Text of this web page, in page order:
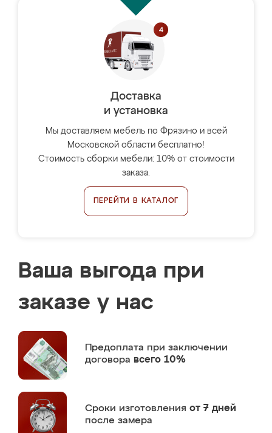
Доставка
и установка
Мы доставляем мебель по Фрязино и всей
Московской области бесплатно!
Стоимость сборки мебели: 10% от стоимости
заказа.
ПЕРЕЙТИ В КАТАЛОГ
Ваша выгода при
заказе у нас
Предоплата при заключении
договора всего 10%
Сроки изготовления от 7 дней
после замера